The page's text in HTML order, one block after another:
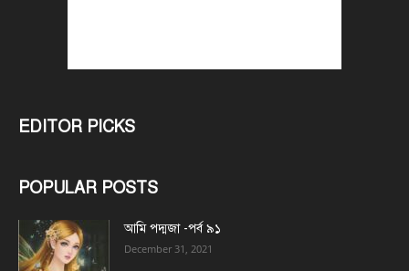
EDITOR PICKS
POPULAR POSTS
আমি পদ্মজা -পর্ব ৯১
December 31, 2021